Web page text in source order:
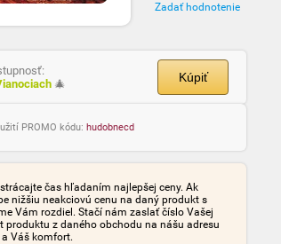
Zadať hodnotenie
🎄 Kúpiť
PROMO kódu: hudobnecd
čas hľadaním najlepšej ceny. Ak
nižšiu neakciovú cenu na daný produkt s
Vám rozdiel. Stačí nám zaslať číslo Vašej
produktu z daného obchodu na nášu adresu
a Váš komfort.